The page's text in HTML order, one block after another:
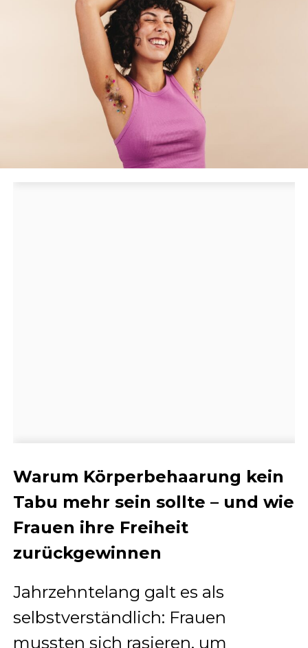
Warum Körperbehaarung kein
Tabu mehr sein sollte – und wie
Frauen ihre Freiheit
zurückgewinnen
Jahrzehntelang galt es als
selbstverständlich: Frauen
mussten sich rasieren, um